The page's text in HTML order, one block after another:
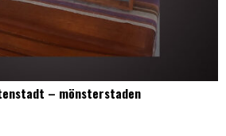
– mönsterstaden